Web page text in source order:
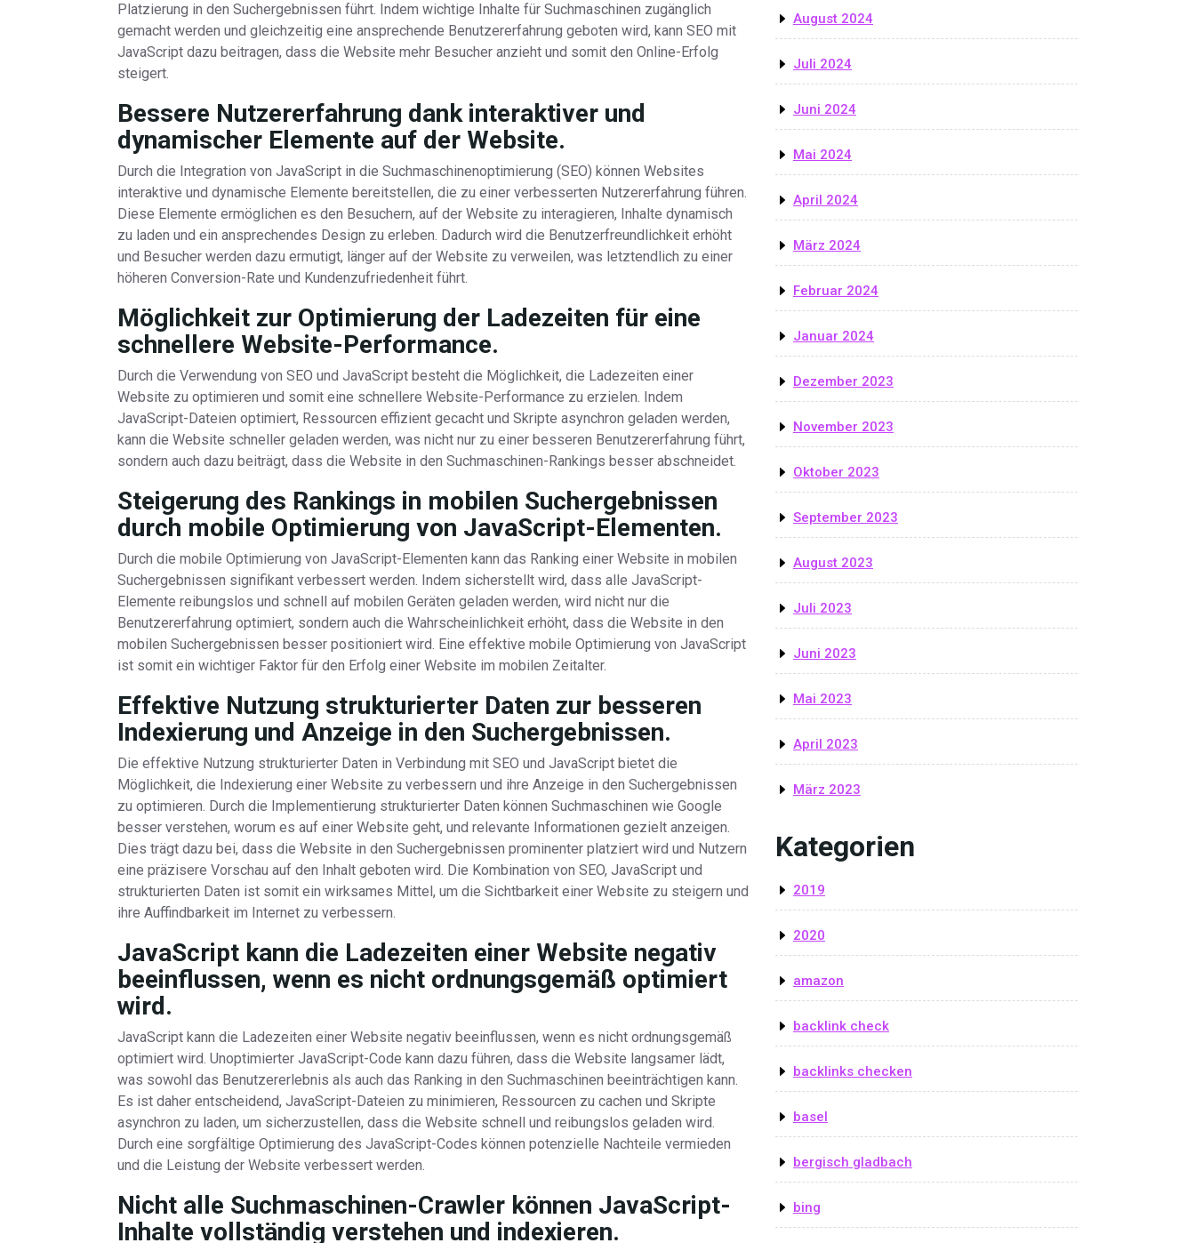
Platzierung in den Suchergebnissen führt. Indem wichtige Inhalte für Suchmaschinen zugänglich
gemacht werden und gleichzeitig eine ansprechende Benutzererfahrung geboten wird, kann SEO mit
JavaScript dazu beitragen, dass die Website mehr Besucher anzieht und somit den Online-Erfolg
steigert.
Bessere Nutzererfahrung dank interaktiver und
dynamischer Elemente auf der Website.
Durch die Integration von JavaScript in die Suchmaschinenoptimierung (SEO) können Websites
interaktive und dynamische Elemente bereitstellen, die zu einer verbesserten Nutzererfahrung führen.
Diese Elemente ermöglichen es den Besuchern, auf der Website zu interagieren, Inhalte dynamisch
zu laden und ein ansprechendes Design zu erleben. Dadurch wird die Benutzerfreundlichkeit erhöht
und Besucher werden dazu ermutigt, länger auf der Website zu verweilen, was letztendlich zu einer
höheren Conversion-Rate und Kundenzufriedenheit führt.
Möglichkeit zur Optimierung der Ladezeiten für eine
schnellere Website-Performance.
Durch die Verwendung von SEO und JavaScript besteht die Möglichkeit, die Ladezeiten einer
Website zu optimieren und somit eine schnellere Website-Performance zu erzielen. Indem
JavaScript-Dateien optimiert, Ressourcen effizient gecacht und Skripte asynchron geladen werden,
kann die Website schneller geladen werden, was nicht nur zu einer besseren Benutzererfahrung führt,
sondern auch dazu beiträgt, dass die Website in den Suchmaschinen-Rankings besser abschneidet.
Steigerung des Rankings in mobilen Suchergebnissen
durch mobile Optimierung von JavaScript-Elementen.
Durch die mobile Optimierung von JavaScript-Elementen kann das Ranking einer Website in mobilen
Suchergebnissen signifikant verbessert werden. Indem sicherstellt wird, dass alle JavaScript-
Elemente reibungslos und schnell auf mobilen Geräten geladen werden, wird nicht nur die
Benutzererfahrung optimiert, sondern auch die Wahrscheinlichkeit erhöht, dass die Website in den
mobilen Suchergebnissen besser positioniert wird. Eine effektive mobile Optimierung von JavaScript
ist somit ein wichtiger Faktor für den Erfolg einer Website im mobilen Zeitalter.
Effektive Nutzung strukturierter Daten zur besseren
Indexierung und Anzeige in den Suchergebnissen.
Die effektive Nutzung strukturierter Daten in Verbindung mit SEO und JavaScript bietet die
Möglichkeit, die Indexierung einer Website zu verbessern und ihre Anzeige in den Suchergebnissen
zu optimieren. Durch die Implementierung strukturierter Daten können Suchmaschinen wie Google
besser verstehen, worum es auf einer Website geht, und relevante Informationen gezielt anzeigen.
Dies trägt dazu bei, dass die Website in den Suchergebnissen prominenter platziert wird und Nutzern
eine präzisere Vorschau auf den Inhalt geboten wird. Die Kombination von SEO, JavaScript und
strukturierten Daten ist somit ein wirksames Mittel, um die Sichtbarkeit einer Website zu steigern und
ihre Auffindbarkeit im Internet zu verbessern.
JavaScript kann die Ladezeiten einer Website negativ
beeinflussen, wenn es nicht ordnungsgemäß optimiert
wird.
JavaScript kann die Ladezeiten einer Website negativ beeinflussen, wenn es nicht ordnungsgemäß
optimiert wird. Unoptimierter JavaScript-Code kann dazu führen, dass die Website langsamer lädt,
was sowohl das Benutzererlebnis als auch das Ranking in den Suchmaschinen beeinträchtigen kann.
Es ist daher entscheidend, JavaScript-Dateien zu minimieren, Ressourcen zu cachen und Skripte
asynchron zu laden, um sicherzustellen, dass die Website schnell und reibungslos geladen wird.
Durch eine sorgfältige Optimierung des JavaScript-Codes können potenzielle Nachteile vermieden
und die Leistung der Website verbessert werden.
Nicht alle Suchmaschinen-Crawler können JavaScript-
Inhalte vollständig verstehen und indexieren.
August 2024
Juli 2024
Juni 2024
Mai 2024
April 2024
März 2024
Februar 2024
Januar 2024
Dezember 2023
November 2023
Oktober 2023
September 2023
August 2023
Juli 2023
Juni 2023
Mai 2023
April 2023
März 2023
Kategorien
2019
2020
amazon
backlink check
backlinks checken
basel
bergisch gladbach
bing